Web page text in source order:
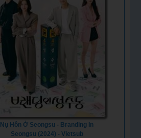
Nụ Hôn Ở Seongsu - Branding In
Seongsu (2024) - Vietsub